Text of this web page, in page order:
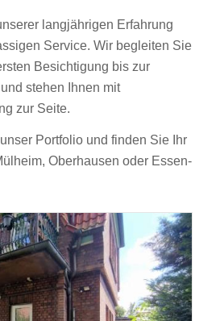
langjährigen Erfahrung
Service. Wir begleiten Sie
Besichtigung bis zur
stehen Ihnen mit
zur Seite.
Portfolio und finden Sie Ihr
Oberhausen oder Essen-